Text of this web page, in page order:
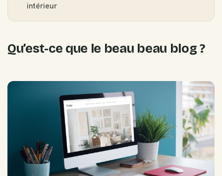
intérieur
Qu’est-ce que le beau beau blog ?